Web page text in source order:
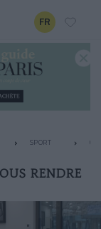
FR
SPORT
RENDRE